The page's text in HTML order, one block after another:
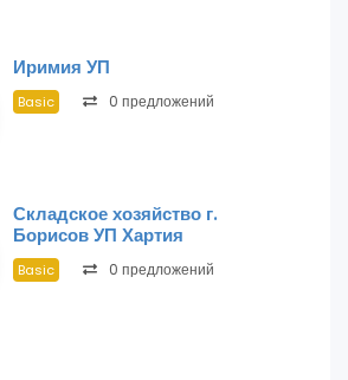
Иримия УП
Basic 0 предложений
Складское хозяйство г.
Борисов УП Хартия
Basic 0 предложений